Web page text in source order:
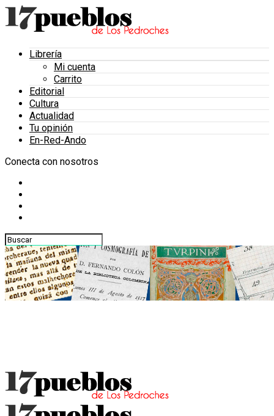
Librería
Mi cuenta
Carrito
Editorial
Cultura
Actualidad
Tu opinión
En-Red-Ando
Conecta con nosotros